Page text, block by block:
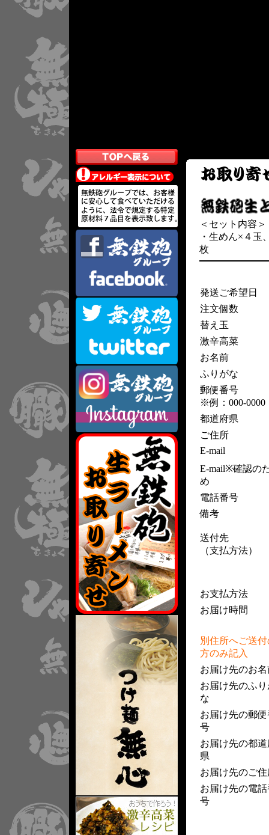
＜セット内容＞
・生めん×４玉
枚
発送ご希望日
注文個数
替え玉
激辛高菜
お名前
ふりがな
郵便番号
※例：000-0000
都道府県
ご住所
E-mail
E-mail※確認の
め
電話番号
備考
送付先
（支払方法）
お支払方法
お届け時間
別住所へご送
方のみ記入
お届け先のお名
お届け先のふり
な
お届け先の郵便
号
お届け先の都道
県
お届け先のご住
お届け先の電話
号